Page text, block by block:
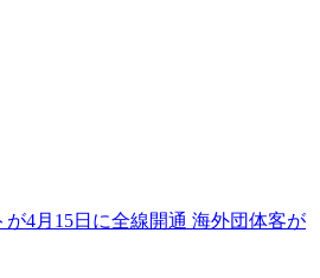
4月15日に全線開通 海外団体客が